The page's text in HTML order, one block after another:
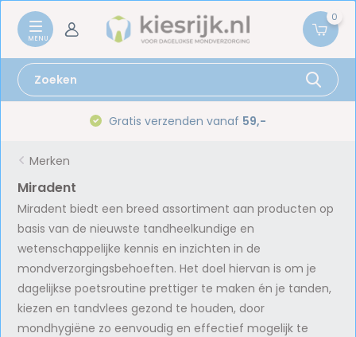
0
Gratis verzenden vanaf 59,-
Merken
Miradent
Miradent biedt een breed assortiment aan producten op
basis van de nieuwste tandheelkundige en
wetenschappelijke kennis en inzichten in de
mondverzorgingsbehoeften. Het doel hiervan is om je
dagelijkse poetsroutine prettiger te maken én je tanden,
kiezen en tandvlees gezond te houden, door
mondhygiëne zo eenvoudig en effectief mogelijk te